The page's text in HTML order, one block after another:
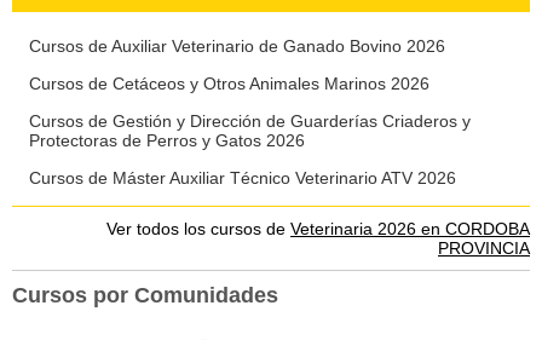
Cursos de Auxiliar Veterinario de Ganado Bovino 2026
Cursos de Cetáceos y Otros Animales Marinos 2026
Cursos de Gestión y Dirección de Guarderías Criaderos y
Protectoras de Perros y Gatos 2026
Cursos de Máster Auxiliar Técnico Veterinario ATV 2026
Ver todos los cursos de Veterinaria 2026 en CORDOBA
PROVINCIA
Cursos por Comunidades